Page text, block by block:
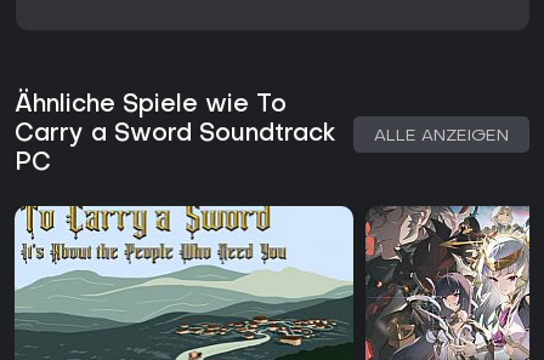
Ähnliche Spiele wie To
Carry a Sword Soundtrack
PC
ALLE ANZEIGEN